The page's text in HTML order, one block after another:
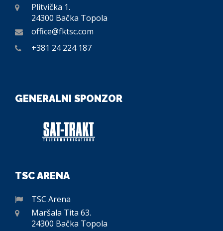
Plitvička 1.
24300 Bačka Topola
office@fktsc.com
+381 24 224 187
GENERALNI SPONZOR
TSC ARENA
TSC Arena
Maršala Tita 63.
24300 Bačka Topola